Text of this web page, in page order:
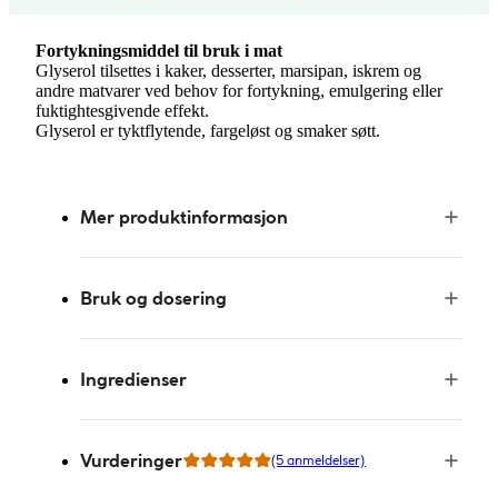
Fortykningsmiddel til bruk i mat
Glyserol tilsettes i kaker, desserter, marsipan, iskrem og
andre matvarer ved behov for fortykning, emulgering eller
fuktightesgivende effekt.
Glyserol er tyktflytende, fargeløst og smaker søtt.
Mer produktinformasjon
Bruk og dosering
Ingredienser
Vurderinger (5 anmeldelser)